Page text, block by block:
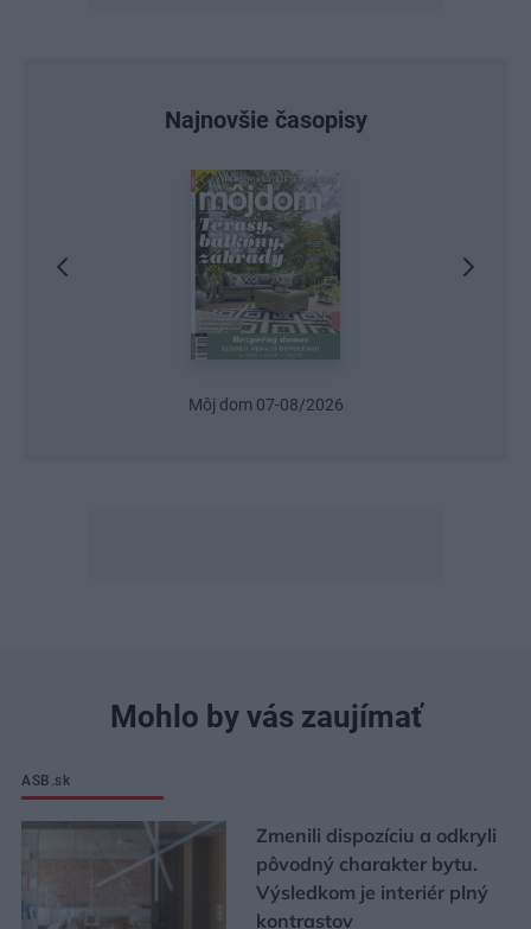
Najnovšie časopisy
Urob si sám 6/2026
Mohlo by vás zaujímať
ASB.sk
Zmenili dispozíciu a odkryli
pôvodný charakter bytu.
Výsledkom je interiér plný
kontrastov